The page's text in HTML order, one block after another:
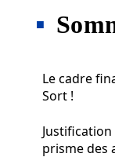
Le cadre
Sort !
prisme des